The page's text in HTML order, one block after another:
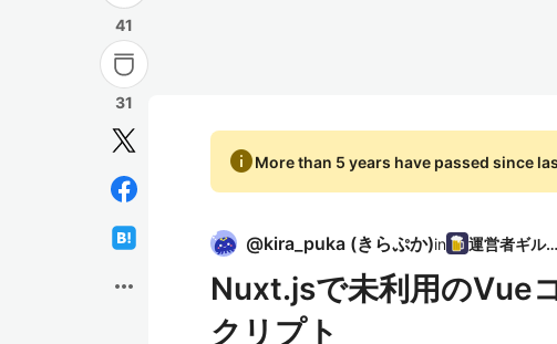
41
31
more_horiz
infoMore than 5 years have passed since
@kira_puka (きらぷか)in 運営者ギルド
Nuxt.jsで未利用のVue
クリプト